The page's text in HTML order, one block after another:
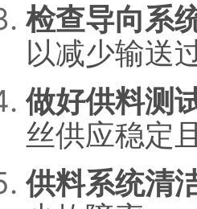
检查导向系
以减少输送
做好供料测
丝供应稳定
供料系统清